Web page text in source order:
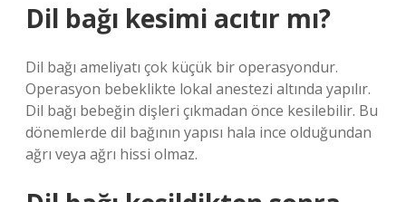
Dil bağı kesimi acıtır mı?
Dil bağı ameliyatı çok küçük bir operasyondur.
Operasyon bebeklikte lokal anestezi altında yapılır.
Dil bağı bebeğin dişleri çıkmadan önce kesilebilir. Bu
dönemlerde dil bağının yapısı hala ince olduğundan
ağrı veya ağrı hissi olmaz.